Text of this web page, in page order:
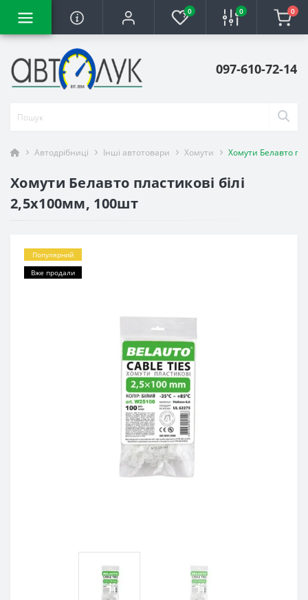
0 0 0
097-610-72-14
Автодрібниці Інші автотовари Хомути Хомути Белавто
Хомути Белавто пластикові білі
2,5x100мм, 100шт
Популярний
Вже продали